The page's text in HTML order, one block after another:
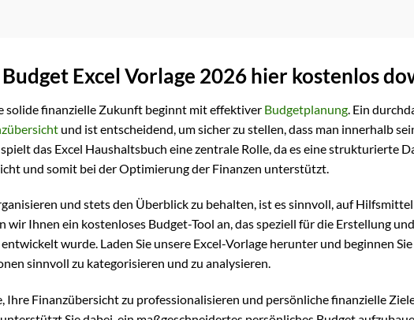
Excel Vorlage 2026 hier kostenlos
solide finanzielle Zukunft beginnt mit effektiver Budgetplanung . Ein
und ist entscheidend, um sicher zu stellen, dass man innerhalb
das Excel Haushaltsbuch eine zentrale Rolle, da es eine strukturierte
und somit bei der Optimierung der Finanzen unterstützt.
und stets den Überblick zu behalten, ist es sinnvoll, auf
wir Ihnen ein kostenloses Budget-Tool an, das speziell für die Erstellung
wurde. Laden Sie unsere Excel-Vorlage herunter und beginnen
sinnvoll zu kategorisieren und zu analysieren.
Ihre Finanzübersicht zu professionalisieren und persönliche finanzielle